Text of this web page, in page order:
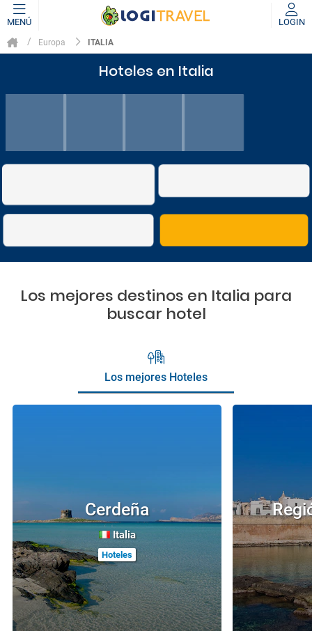
MENÚ LOGIN
Europa ITALIA
Hoteles en Italia
Los mejores destinos en Italia para
buscar hotel
Los mejores Hoteles
Cerdeña
Italia
Hoteles